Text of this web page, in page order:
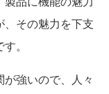
、その魅力を下支
。
強いので、人々